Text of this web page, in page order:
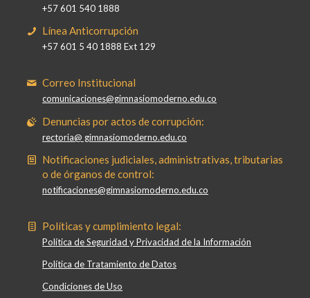
+57 601 540 1888
Línea Anticorrupción
+57 601 5 40 1888 Ext 129
Correo Institucional
comunicaciones@gimnasiomoderno.edu.co
Denuncias por actos de corrupción:
rectoria@ gimnasiomoderno.edu.co
Notificaciones judiciales, administrativas, tributarias
o de órganos de control:
notificaciones@gimnasiomoderno.edu.co
Políticas y cumplimiento legal:
Política de Seguridad y Privacidad de la Información
Política de Tratamiento de Datos
Condiciones de Uso